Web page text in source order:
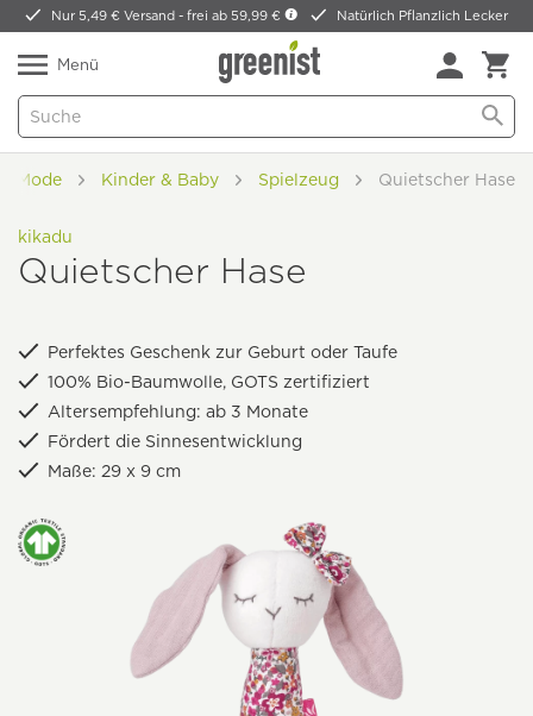
Nur 5,49 € Versand -frei ab 59,99 € Natürlich Pflanzlich Lecker
Menü
Mode Kinder & Baby Spielzeug Quietscher Hase
kikadu
Quietscher Hase
Perfektes Geschenk zur Geburt oder Taufe
100% Bio-Baumwolle, GOTS zertifiziert
Altersempfehlung: ab 3 Monate
Fördert die Sinnesentwicklung
Maße: 29 x 9 cm